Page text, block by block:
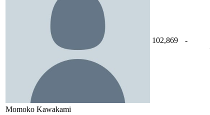
Momoko Kawakami
102,869 -